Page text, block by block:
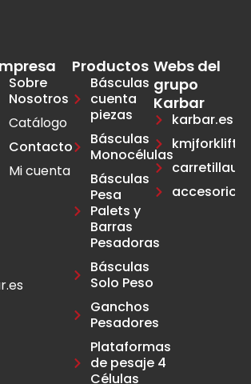
Sobre
Nosotros
Catálogo
Contacto
Mi cuenta
Productos
Básculas
cuenta
piezas
Básculas
Monocélulas
Básculas
Pesa
Palets y
Barras
Pesadoras
Básculas
Solo Peso
Ganchos
Pesadores
Plataformas
de pesaje 4
Células
Webs del
grupo
Karbar
karbar.es